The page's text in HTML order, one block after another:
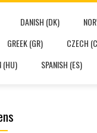
DANISH (DK)
GREEK (GR) CZECH
(HU) SPANISH (ES)